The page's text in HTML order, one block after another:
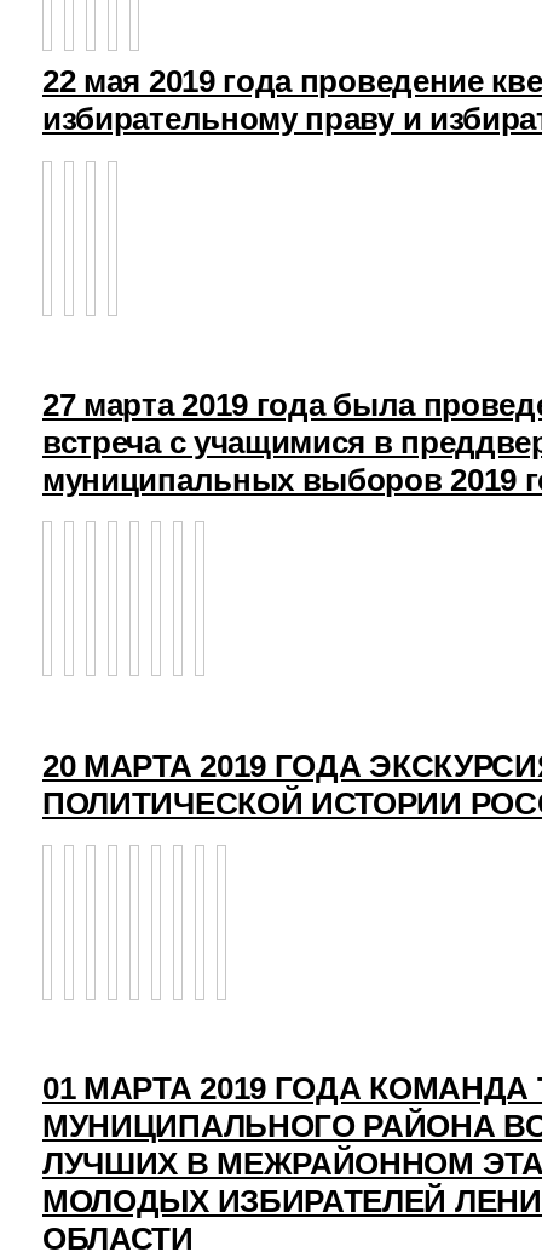
22 мая 2019 года проведение
избирательному праву и
27 марта 2019 года была
встреча с учащимися в
муниципальных выборов 2019
20 МАРТА 2019 ГОДА
ПОЛИТИЧЕСКОЙ ИСТОРИИ
01 МАРТА 2019 ГОДА
МУНИЦИПАЛЬНОГО РАЙОНА
ЛУЧШИХ В МЕЖРАЙОННОМ
МОЛОДЫХ ИЗБИРАТЕЛЕЙ
ОБЛАСТИ